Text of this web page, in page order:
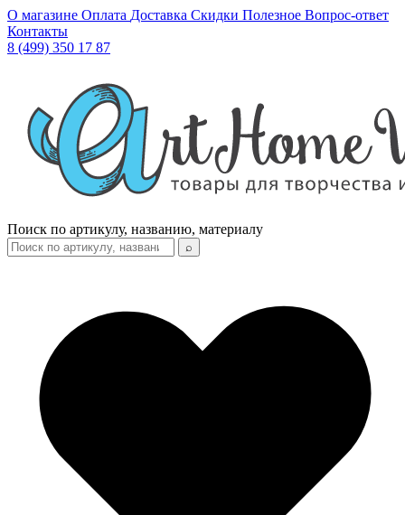
О магазине Оплата Доставка Скидки Полезное Вопрос-ответ
Контакты
8 (499) 350 17 87
Поиск по артикулу, названию, материалу
⌕